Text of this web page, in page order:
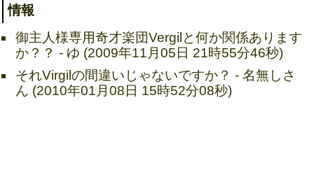
情報
御主人様専用奇才楽団Vergilと何か関係あります
か？？ - ゆ (2009年11月05日 21時55分46秒)
それVirgilの間違いじゃないですか？ - 名無しさ
ん (2010年01月08日 15時52分08秒)